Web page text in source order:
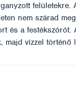
felületekre.
nem szárad
és a festékszórót.
majd vízzel történő